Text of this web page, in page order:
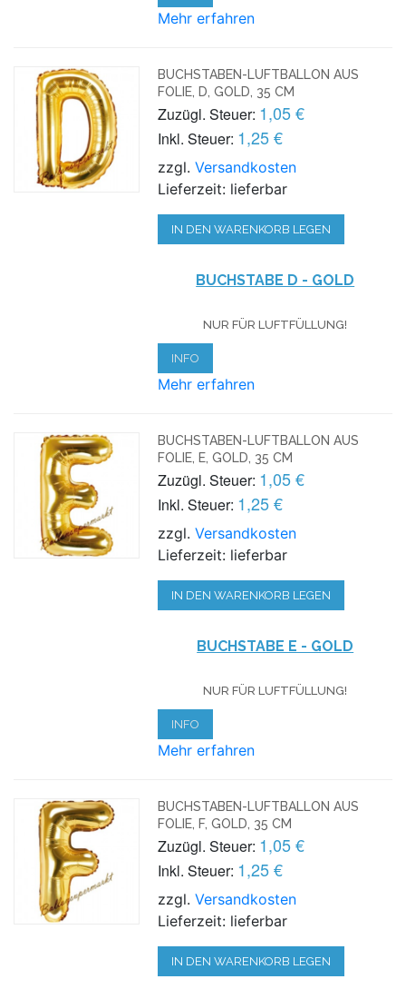
Mehr erfahren
BUCHSTABEN-LUFTBALLON AUS
FOLIE, D, GOLD, 35 CM
Zuzügl. Steuer: 1,05 €
Inkl. Steuer: 1,25 €
zzgl.Versandkosten
Lieferzeit: lieferbar
IN DEN WARENKORB LEGEN
BUCHSTABE D - GOLD
NUR FÜR LUFTFÜLLUNG!
INFO
Mehr erfahren
BUCHSTABEN-LUFTBALLON AUS
FOLIE, E, GOLD, 35 CM
Zuzügl. Steuer: 1,05 €
Inkl. Steuer: 1,25 €
zzgl.Versandkosten
Lieferzeit: lieferbar
IN DEN WARENKORB LEGEN
BUCHSTABE E - GOLD
NUR FÜR LUFTFÜLLUNG!
INFO
Mehr erfahren
BUCHSTABEN-LUFTBALLON AUS
FOLIE, F, GOLD, 35 CM
Zuzügl. Steuer: 1,05 €
Inkl. Steuer: 1,25 €
zzgl.Versandkosten
Lieferzeit: lieferbar
IN DEN WARENKORB LEGEN